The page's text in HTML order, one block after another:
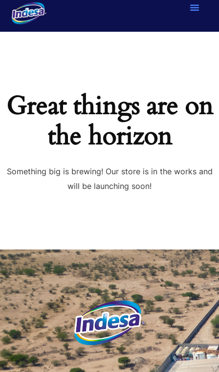
Great things are on
the horizon
Something big is brewing! Our store is in the works and
will be launching soon!